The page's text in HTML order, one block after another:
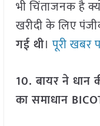
भी चिंताजनक है
खरीदी के लिए
गई थी।पूरी खबर
10. बायर ने धान
का समाधान